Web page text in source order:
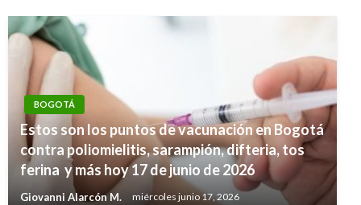
BOGOTÁ
Estos son los puntos de vacunación en Bogotá
contra poliomielitis, sarampión, difteria, tos
ferina y más hoy 17 de junio de 2026
Giovanni Alarcón M. miércoles junio 17, 2026